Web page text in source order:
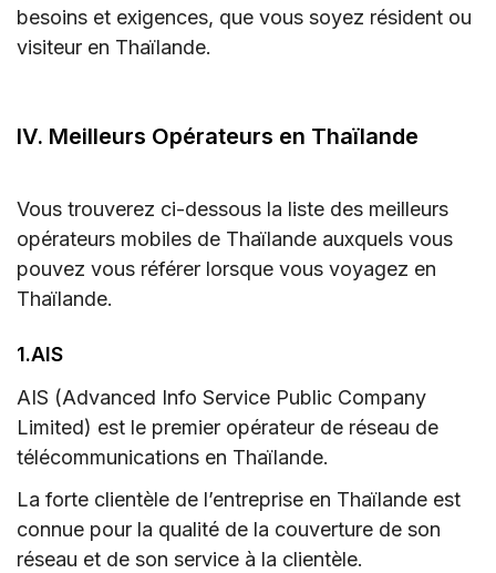
besoins et exigences, que vous soyez résident ou
visiteur en Thaïlande.
IV. Meilleurs Opérateurs en Thaïlande
Vous trouverez ci-dessous la liste des meilleurs
opérateurs mobiles de Thaïlande auxquels vous
pouvez vous référer lorsque vous voyagez en
Thaïlande.
1.AIS
AIS (Advanced Info Service Public Company
Limited) est le premier opérateur de réseau de
télécommunications en Thaïlande.
La forte clientèle de l’entreprise en Thaïlande est
connue pour la qualité de la couverture de son
réseau et de son service à la clientèle.